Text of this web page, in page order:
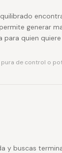
generar
quien
de control o
y buscas